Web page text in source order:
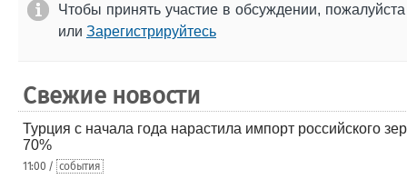
Чтобы принять участие в обсуждении,
или Зарегистрируйтесь
Свежие новости
Турция с начала года нарастила импорт российского
70%
11:00 / события